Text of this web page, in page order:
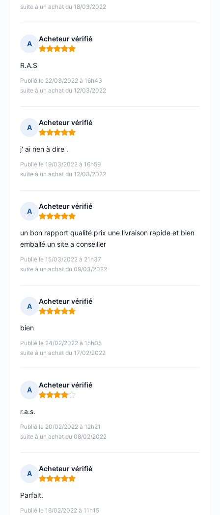
suite à un achat du 18/03/2022
A
Acheteur vérifié
Note : 5 sur 5
Publié le 22/03/2022 à 16h43
suite à un achat du 12/03/2022
R.A.S
A
Acheteur vérifié
Note : 5 sur 5
Publié le 19/03/2022 à 16h59
suite à un achat du 12/03/2022
j' ai rien à dire .
A
Acheteur vérifié
Note : 5 sur 5
Publié le 15/03/2022 à 21h37
suite à un achat du 09/03/2022
un bon rapport qualité prix une livraison rapide et bien
emballé un site a conseiller
A
Acheteur vérifié
Note : 5 sur 5
Publié le 24/02/2022 à 15h05
suite à un achat du 17/02/2022
bien
A
Acheteur vérifié
Note : 4 sur 5
Publié le 20/02/2022 à 12h21
suite à un achat du 08/02/2022
r.a.s.
A
Acheteur vérifié
Note : 5 sur 5
Publié le 16/02/2022 à 11h15
Parfait.